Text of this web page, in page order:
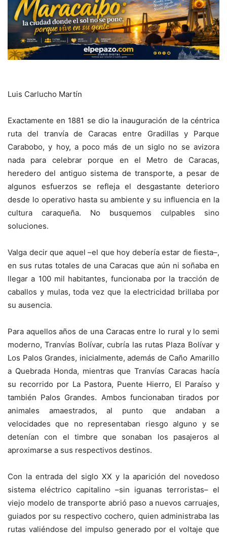
Luis Carlucho Martín
Exactamente en 1881 se dio la inauguración de la céntrica
ruta del tranvía de Caracas entre Gradillas y Parque
Carabobo, y hoy, a poco más de un siglo no se avizora
nada para celebrar porque en el Metro de Caracas,
heredero del antiguo sistema de transporte, a pesar de
algunos esfuerzos se refleja el desgastante deterioro
desde lo operativo hasta su ambiente y su influencia en la
cultura caraqueña. No busquemos culpables sino
soluciones.
Valga decir que aquel –el que hoy debería estar de fiesta–,
en sus rutas totales de una Caracas que aún ni soñaba en
llegar a 100 mil habitantes, funcionaba por la tracción de
caballos y mulas, toda vez que la electricidad brillaba por
su ausencia.
Para aquellos años de una Caracas entre lo rural y lo semi
moderno, Tranvías Bolívar, cubría las rutas Plaza Bolívar y
Los Palos Grandes, inicialmente, además de Caño Amarillo
a Quebrada Honda, mientras que Tranvías Caracas hacía
su recorrido por La Pastora, Puente Hierro, El Paraíso y
también Palos Grandes. Ambos funcionaban tirados por
animales amaestrados, al punto que andaban a
velocidades que no representaban riesgo alguno y se
detenían con el timbre que sonaban los pasajeros al
aproximarse a sus respectivos destinos.
Con la entrada del siglo XX y la aparición del novedoso
sistema eléctrico capitalino –sin iguanas terroristas– el
viejo modelo de transporte abrió paso a nuevos carruajes,
guiados por su respectivo cochero, quien administraba las
rutas valiéndose del impulso generado por el voltaje que